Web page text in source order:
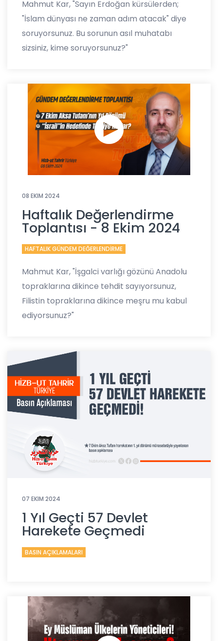
Mahmut Kar, "Sayın Erdoğan kürsülerden;
"İslam dünyası ne zaman adım atacak" diye
soruyorsunuz. Bu sorunun asıl muhatabı
sizsiniz, kime soruyorsunuz?"
08 EKIM 2024
Haftalık Değerlendirme
Toplantısı - 8 Ekim 2024
HAFTALIK GÜNDEM DEĞERLENDİRME
Mahmut Kar, "İşgalci varlığı gözünü Anadolu
topraklarına dikince tehdit sayıyorsunuz,
Filistin topraklarına dikince meşru mu kabul
ediyorsunuz?"
07 EKIM 2024
1 Yıl Geçti 57 Devlet
Harekete Geçmedi
BASIN AÇIKLAMALARI